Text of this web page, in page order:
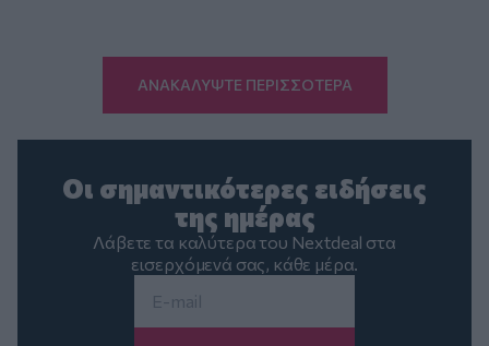
ΑΝΑΚΑΛΥΨΤΕ ΠΕΡΙΣΣΟΤΕΡΑ
Οι σημαντικότερες ειδήσεις
της ημέρας
Λάβετε τα καλύτερα του Nextdeal στα
εισερχόμενά σας, κάθε μέρα.